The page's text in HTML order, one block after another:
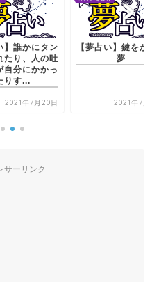
にタン
人の吐
かかっ
7月20日
【夢占い】鍵をかける
2021年7月21日
サーリンク